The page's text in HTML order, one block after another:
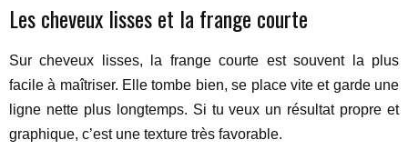
Les cheveux lisses et la frange courte
Sur cheveux lisses, la frange courte est souvent la plus
facile à maîtriser. Elle tombe bien, se place vite et garde une
ligne nette plus longtemps. Si tu veux un résultat propre et
graphique, c’est une texture très favorable.